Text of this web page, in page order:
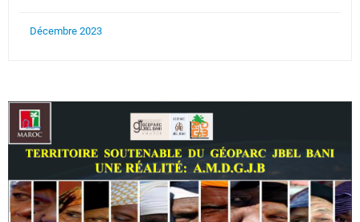
Décembre 2023